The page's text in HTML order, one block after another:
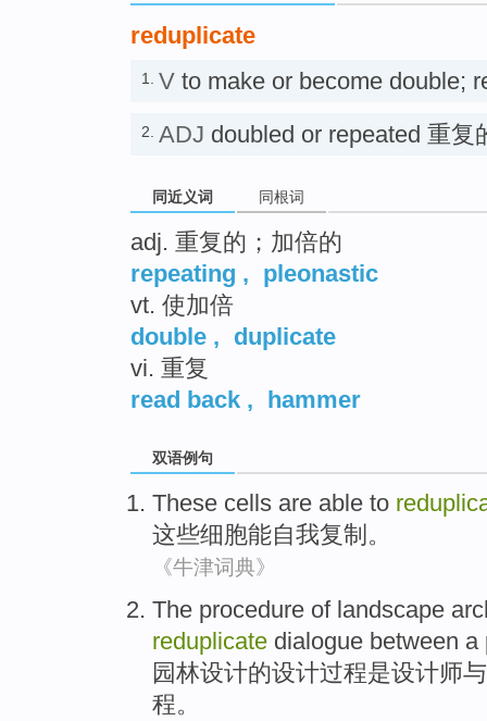
reduplicate
1. V to make or become double;
2. ADJ doubled or repeated 重复
同近义词 同根词
adj. 重复的；加倍的
repeating , pleonastic
vt. 使加倍
double , duplicate
vi. 重复
read back , hammer
双语例句
These cells are able to
这些细胞能自我复制。
《牛津词典》
The procedure of landscape
reduplicate dialogue between a
园林设计的设计过程是设计师与
程。